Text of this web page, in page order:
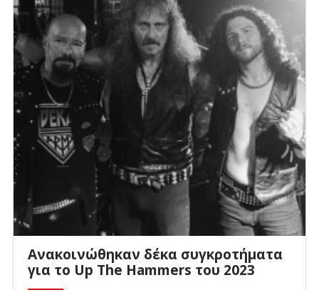
Ανακοινώθηκαν δέκα συγκροτήματα
για το Up The Hammers του 2023